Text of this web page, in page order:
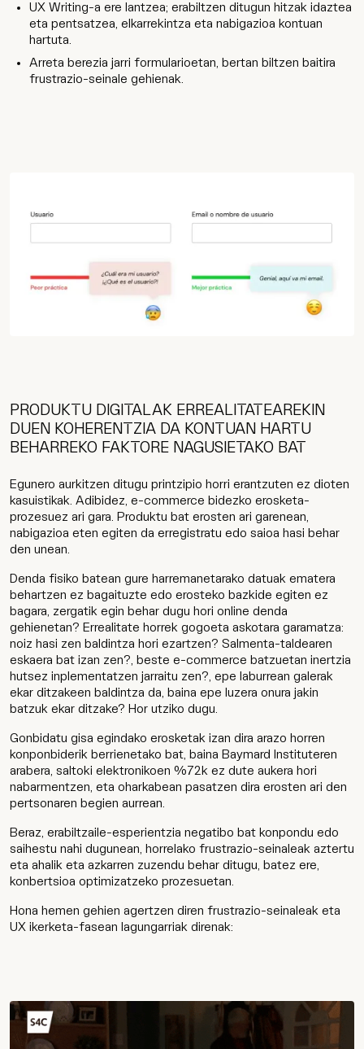
UX Writing-a ere lantzea; erabiltzen ditugun hitzak idaztea
eta pentsatzea, elkarrekintza eta nabigazioa kontuan
hartuta.
Arreta berezia jarri formularioetan, bertan biltzen baitira
frustrazio-seinale gehienak.
PRODUKTU DIGITALAK ERREALITATEAREKIN
DUEN KOHERENTZIA DA KONTUAN HARTU
BEHARREKO FAKTORE NAGUSIETAKO BAT
Egunero aurkitzen ditugu printzipio horri erantzuten ez dioten
kasuistikak. Adibidez, e-commerce bidezko erosketa-
prozesuez ari gara. Produktu bat erosten ari garenean,
nabigazioa eten egiten da erregistratu edo saioa hasi behar
den unean.
Denda fisiko batean gure harremanetarako datuak ematera
behartzen ez bagaituzte edo erosteko bazkide egiten ez
bagara, zergatik egin behar dugu hori online denda
gehienetan? Errealitate horrek gogoeta askotara garamatza:
noiz hasi zen baldintza hori ezartzen? Salmenta-taldearen
eskaera bat izan zen?, beste e-commerce batzuetan inertzia
hutsez inplementatzen jarraitu zen?, epe laburrean galerak
ekar ditzakeen baldintza da, baina epe luzera onura jakin
batzuk ekar ditzake? Hor utziko dugu.
Gonbidatu gisa egindako erosketak izan dira arazo horren
konponbiderik berrienetako bat, baina Baymard Instituteren
arabera, saltoki elektronikoen %72k ez dute aukera hori
nabarmentzen, eta oharkabean pasatzen dira erosten ari den
pertsonaren begien aurrean.
Beraz, erabiltzaile-esperientzia negatibo bat konpondu edo
saihestu nahi dugunean, horrelako frustrazio-seinaleak aztertu
eta ahalik eta azkarren zuzendu behar ditugu, batez ere,
konbertsioa optimizatzeko prozesuetan.
Hona hemen gehien agertzen diren frustrazio-seinaleak eta
UX ikerketa-fasean lagungarriak direnak: